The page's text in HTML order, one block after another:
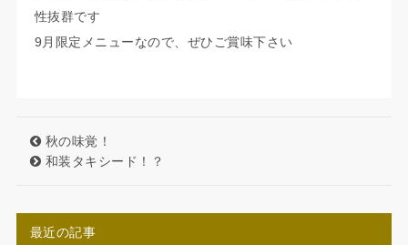
性抜群です
9月限定メニューなので、ぜひご賞味下さい
秋の味覚！
和装タキシード！？
最近の記事